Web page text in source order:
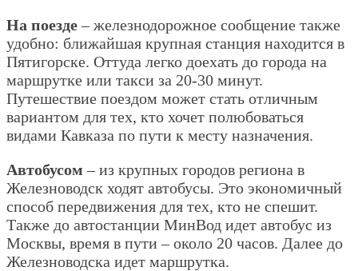
На поезде– железнодорожное сообщение также
удобно: ближайшая крупная станция находится в
Пятигорске. Оттуда легко доехать до города на
маршрутке или такси за 20-30 минут.
Путешествие поездом может стать отличным
вариантом для тех, кто хочет полюбоваться
видами Кавказа по пути к месту назначения.
Автобусом – из крупных городов региона в
Железноводск ходят автобусы. Это экономичный
способ передвижения для тех, кто не спешит.
Также до автостанции МинВод идет автобус из
Москвы, время в пути – около 20 часов. Далее до
Железноводска идет маршрутка.